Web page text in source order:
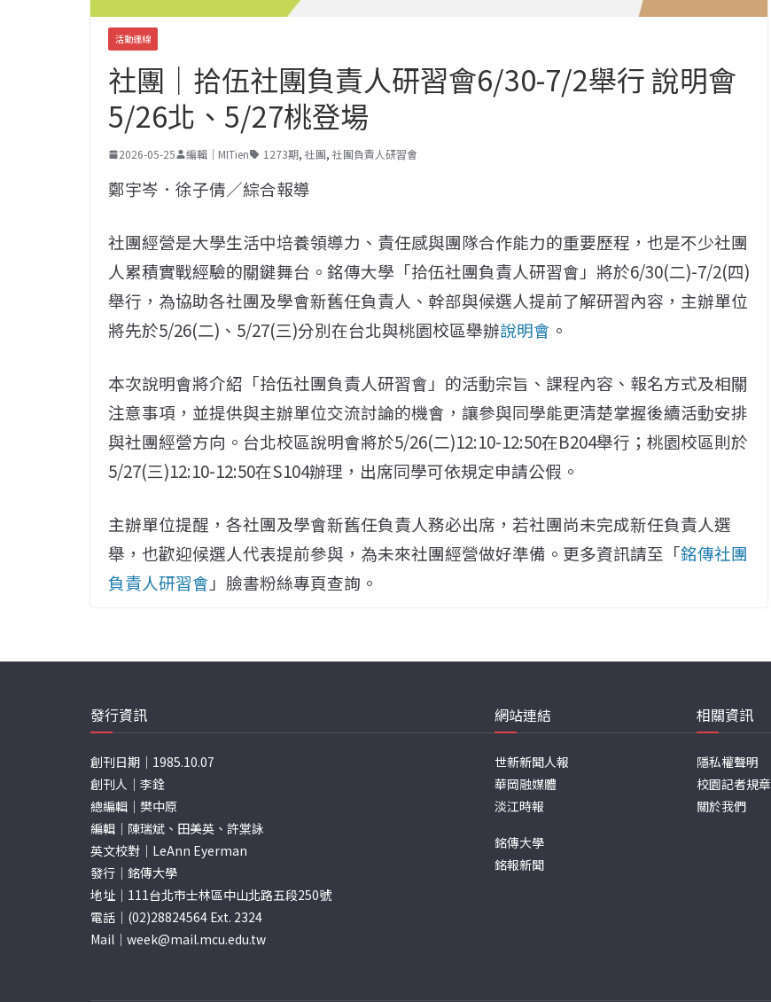
活動連線
社團｜拾伍社團負責人研習會6/30-7/2舉行 說明會
5/26北、5/27桃登場
2026-05-25 編輯｜MITien 1273期, 社團, 社團負責人研習會
鄭宇岑．徐子倩／綜合報導
社團經營是大學生活中培養領導力、責任感與團隊合作能力的重要歷程，也是不少社團
人累積實戰經驗的關鍵舞台。銘傳大學「拾伍社團負責人研習會」將於6/30(二)-7/2(四)
舉行，為協助各社團及學會新舊任負責人、幹部與候選人提前了解研習內容，主辦單位
將先於5/26(二)、5/27(三)分別在台北與桃園校區舉辦說明會 。
本次說明會將介紹「拾伍社團負責人研習會」的活動宗旨、課程內容、報名方式及相關
注意事項，並提供與主辦單位交流討論的機會，讓參與同學能更清楚掌握後續活動安排
與社團經營方向。台北校區說明會將於5/26(二)12:10-12:50在B204舉行；桃園校區則於
5/27(三)12:10-12:50在S104辦理，出席同學可依規定申請公假。
主辦單位提醒，各社團及學會新舊任負責人務必出席，若社團尚未完成新任負責人選
舉，也歡迎候選人代表提前參與，為未來社團經營做好準備。更多資訊請至「銘傳社團
負責人研習會 」臉書粉絲專頁查詢。
發行資訊
創刊日期｜1985.10.07
創刊人｜李銓
總編輯｜樊中原
編輯｜陳瑞斌、田美英、許棠詠
英文校對｜LeAnn Eyerman
發行｜銘傳大學
地址｜111台北市士林區中山北路五段250號
電話｜(02)28824564 Ext. 2324
Mail｜ week@mail.mcu.edu.tw
網站連結
世新新聞人報
華岡融媒體
淡江時報
銘傳大學
銘報新聞
相關資訊
隱私權聲明
校園記者規章
關於我們